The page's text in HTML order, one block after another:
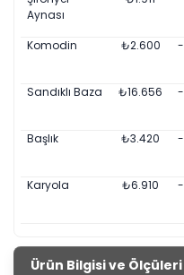
Aynası
Komodin ₺2.600 -
Sandıklı Baza ₺16.656 -
Başlık ₺3.420 -
Karyola ₺6.910 -
Ürün Bilgisi ve Ölçüleri